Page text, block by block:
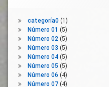
categoría0(1)
Número 01 (5)
Número 02(5)
Número 03 (5)
Número 04(5)
Número 05 (5)
Número 06 (4)
Número 07(4)